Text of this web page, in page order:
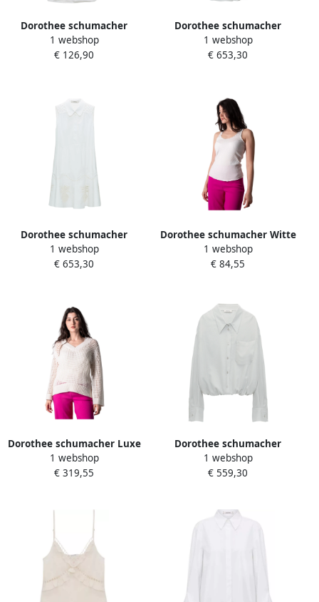
Dorothee schumacher
Natuurlijke Ease Mouwloze
Top met Ananas
1 webshop
€ 126,90
Dorothee schumacher
Exquise Luxe Midi Rok
White Dames
1 webshop
€ 653,30
Dorothee schumacher
Poplin Power Minijurk met
Ananas Borduurwerk White
1 webshop
€ 653,30
Dorothee schumacher Witte
Ribtop White Dames
1 webshop
€ 84,55
Dorothee schumacher Luxe
Airness Pullover Orchid
White Dames
1 webshop
€ 319,55
Dorothee schumacher
Zijden Blouse White Dames
1 webshop
€ 559,30